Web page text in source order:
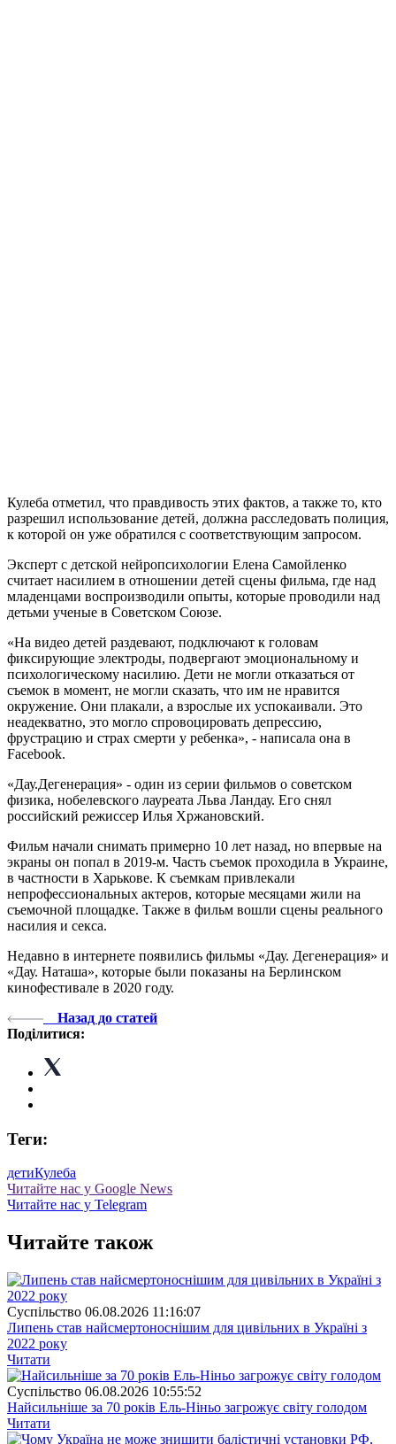
Кулеба отметил, что правдивость этих фактов, а также то, кто
разрешил использование детей, должна расследовать полиция,
к которой он уже обратился с соответствующим запросом.
Эксперт с детской нейропсихологии Елена Самойленко
считает насилием в отношении детей сцены фильма, где над
младенцами воспроизводили опыты, которые проводили над
детьми ученые в Советском Союзе.
«На видео детей раздевают, подключают к головам
фиксирующие электроды, подвергают эмоциональному и
психологическому насилию. Дети не могли отказаться от
съемок в момент, не могли сказать, что им не нравится
окружение. Они плакали, а взрослые их успокаивали. Это
неадекватно, это могло спровоцировать депрессию,
фрустрацию и страх смерти у ребенка», - написала она в
Facebook.
«Дау.Дегенерация» - один из серии фильмов о советском
физика, нобелевского лауреата Льва Ландау. Его снял
российский режиссер Илья Хржановский.
Фильм начали снимать примерно 10 лет назад, но впервые на
экраны он попал в 2019-м. Часть съемок проходила в Украине,
в частности в Харькове. К съемкам привлекали
непрофессиональных актеров, которые месяцами жили на
съемочной площадке. Также в фильм вошли сцены реального
насилия и секса.
Недавно в интернете появились фильмы «Дау. Дегенерация» и
«Дау. Наташа», которые были показаны на Берлинском
кинофестивале в 2020 году.
Назад до статей
Поділитися:
Теги:
детиКулеба
Читайте нас у Google News
Читайте нас у Telegram
Читайте також
Суспiльство 06.08.2026 11:16:07
Липень став найсмертоноснішим для цивільних в Україні з
2022 року
Читати
Суспiльство 06.08.2026 10:55:52
Найсильніше за 70 років Ель-Ніньо загрожує світу голодом
Читати